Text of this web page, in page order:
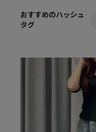
おすすめのハッシュ
タグ